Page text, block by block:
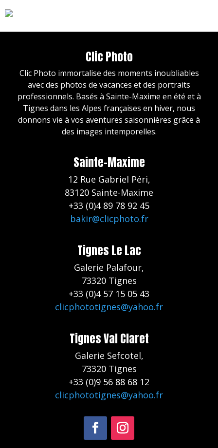
Clic Photo
Clic Photo immortalise des moments inoubliables
avec des photos de vacances et des portraits
professionnels. Basés à Sainte-Maxime en été et à
Tignes dans les Alpes françaises en hiver, nous
donnons vie à vos aventures saisonnières grâce à
des images intemporelles.
Sainte-Maxime
12 Rue Gabriel Péri,
83120 Sainte-Maxime
+33 (0)4 89 78 92 45
bakir@clicphoto.fr
Tignes Le Lac
Galerie Palafour,
73320 Tignes
+33 (0)4 57 15 05 43
clicphototignes@yahoo.fr
Tignes Val Claret
Galerie Sefcotel,
73320 Tignes
+33 (0)9 56 88 68 12
clicphototignes@yahoo.fr